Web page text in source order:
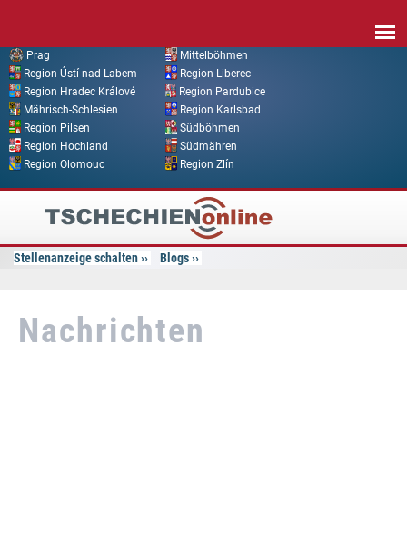
Prag
Mittelböhmen
Region Ústí nad Labem
Region Liberec
Region Hradec Králové
Region Pardubice
Mährisch-Schlesien
Region Karlsbad
Region Pilsen
Südböhmen
Region Hochland
Südmähren
Region Olomouc
Region Zlín
Tschechien
Online
Stellenanzeige schalten Blogs
Nachrichten